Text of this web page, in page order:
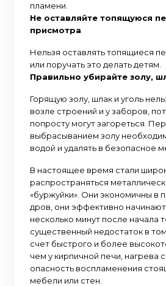
пламени.
Не оставляйте топящуюся
присмотра
Нельзя оставлять топящиеся
или поручать это делать детям.
Правильно убирайте золу,
Горящую золу, шлак и уголь
возле строений и у заборов,
попросту могут загореться.
выбрасыванием золу
водой и удалять в безопасное
В настоящее время стали
распространяться
«буржуйки». Они экономичны в
дров, они эффективно
несколько минут после начала
существенный недостаток в
счет быстрого и более
чем у кирпичной печи, нагрева
опасность воспламенения
мебели или стен.